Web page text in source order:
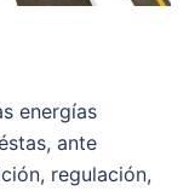
energías
ante
regulación,